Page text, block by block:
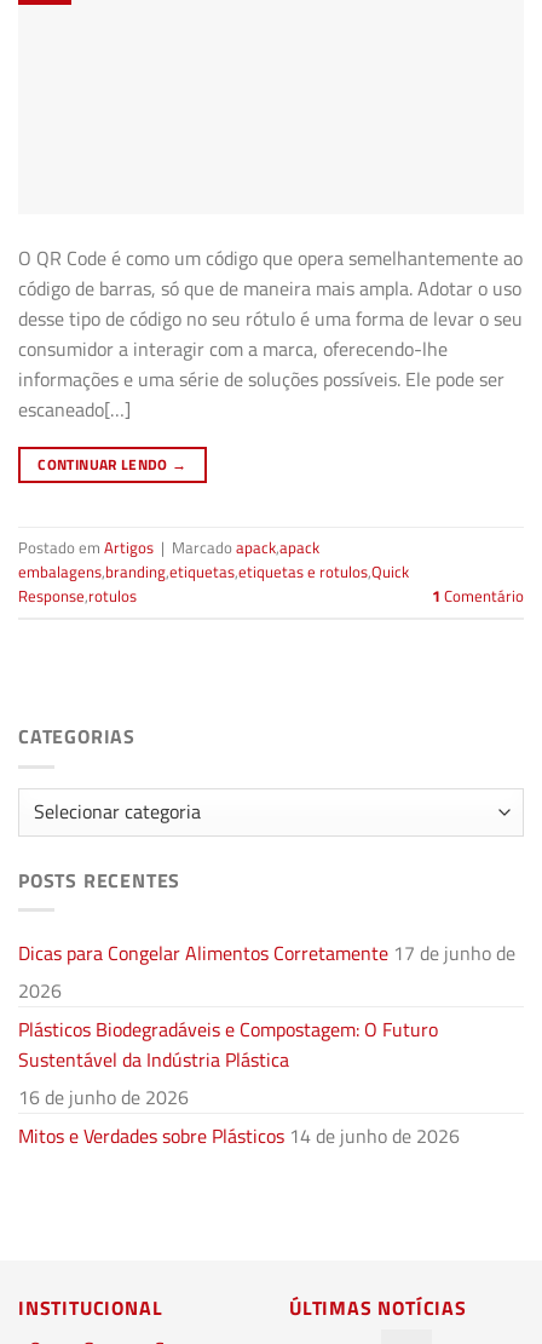
O QR Code é como um código que opera semelhantemente ao
código de barras, só que de maneira mais ampla. Adotar o uso
desse tipo de código no seu rótulo é uma forma de levar o seu
consumidor a interagir com a marca, oferecendo-lhe
informações e uma série de soluções possíveis. Ele pode ser
escaneado[…]
CONTINUAR LENDO →
Postado em Artigos | Marcadoapack,apack
embalagens,branding,etiquetas,etiquetas e rotulos,Quick
Response,rotulos 1 Comentário
CATEGORIAS
Categorias
POSTS RECENTES
Dicas para Congelar Alimentos Corretamente 17 de junho de
2026
Plásticos Biodegradáveis e Compostagem: O Futuro
Sustentável da Indústria Plástica
16 de junho de 2026
Mitos e Verdades sobre Plásticos 14 de junho de 2026
INSTITUCIONAL
ÚLTIMAS NOTÍCIAS